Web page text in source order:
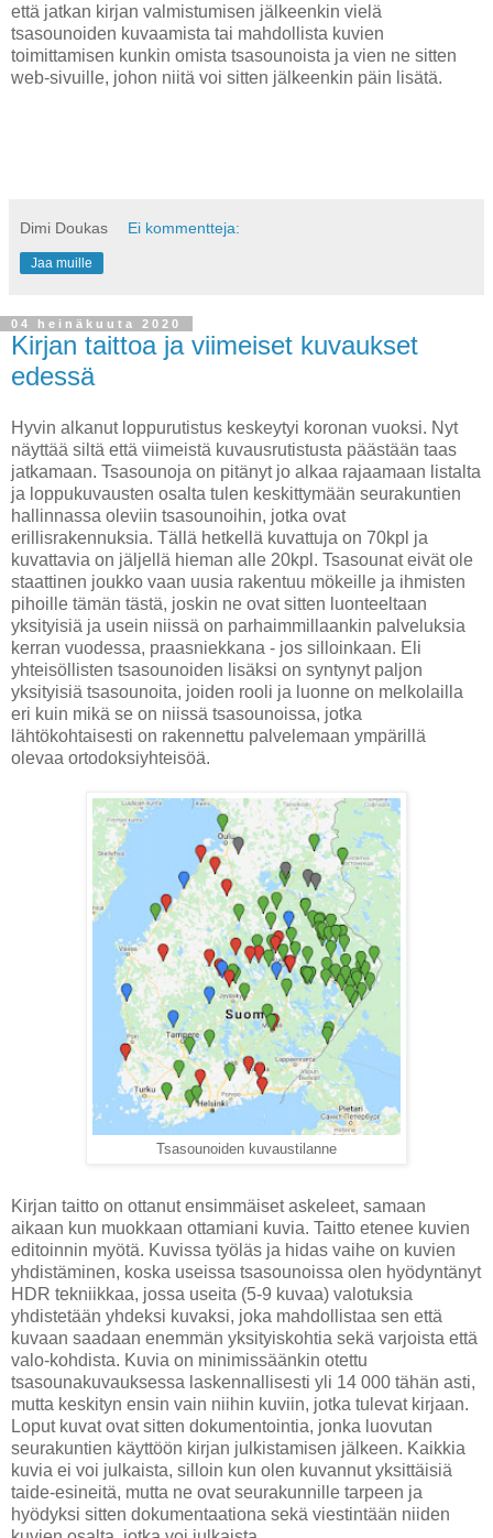
että jatkan kirjan valmistumisen jälkeenkin vielä
tsasounoiden kuvaamista tai mahdollista kuvien
toimittamisen kunkin omista tsasounoista ja vien ne sitten
web-sivuille, johon niitä voi sitten jälkeenkin päin lisätä.
Dimi Doukas Ei kommentteja:
Jaa muille
04 heinäkuuta 2020
Kirjan taittoa ja viimeiset kuvaukset
edessä
Hyvin alkanut loppurutistus keskeytyi koronan vuoksi. Nyt
näyttää siltä että viimeistä kuvausrutistusta päästään taas
jatkamaan. Tsasounoja on pitänyt jo alkaa rajaamaan listalta
ja loppukuvausten osalta tulen keskittymään seurakuntien
hallinnassa oleviin tsasounoihin, jotka ovat
erillisrakennuksia. Tällä hetkellä kuvattuja on 70kpl ja
kuvattavia on jäljellä hieman alle 20kpl. Tsasounat eivät ole
staattinen joukko vaan uusia rakentuu mökeille ja ihmisten
pihoille tämän tästä, joskin ne ovat sitten luonteeltaan
yksityisiä ja usein niissä on parhaimmillaankin palveluksia
kerran vuodessa, praasniekkana - jos silloinkaan. Eli
yhteisöllisten tsasounoiden lisäksi on syntynyt paljon
yksityisiä tsasounoita, joiden rooli ja luonne on melkolailla
eri kuin mikä se on niissä tsasounoissa, jotka
lähtökohtaisesti on rakennettu palvelemaan ympärillä
olevaa ortodoksiyhteisöä.
Tsasounoiden kuvaustilanne
Kirjan taitto on ottanut ensimmäiset askeleet, samaan
aikaan kun muokkaan ottamiani kuvia. Taitto etenee kuvien
editoinnin myötä. Kuvissa työläs ja hidas vaihe on kuvien
yhdistäminen, koska useissa tsasounoissa olen hyödyntänyt
HDR tekniikkaa, jossa useita (5-9 kuvaa) valotuksia
yhdistetään yhdeksi kuvaksi, joka mahdollistaa sen että
kuvaan saadaan enemmän yksityiskohtia sekä varjoista että
valo-kohdista. Kuvia on minimissäänkin otettu
tsasounakuvauksessa laskennallisesti yli 14 000 tähän asti,
mutta keskityn ensin vain niihin kuviin, jotka tulevat kirjaan.
Loput kuvat ovat sitten dokumentointia, jonka luovutan
seurakuntien käyttöön kirjan julkistamisen jälkeen. Kaikkia
kuvia ei voi julkaista, silloin kun olen kuvannut yksittäisiä
taide-esineitä, mutta ne ovat seurakunnille tarpeen ja
hyödyksi sitten dokumentaationa sekä viestintään niiden